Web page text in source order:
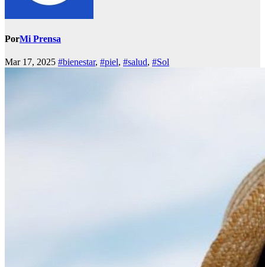
PorMi Prensa
Mar 17, 2025 #bienestar, #piel, #salud, #Sol